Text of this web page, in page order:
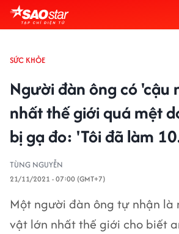
SỨC KHỎE
Người đàn ông có 'cậu
nhất thế giới quá mệt
bị gạ đo: 'Tôi đã làm
TÙNG NGUYỄN
21/11/2021 - 07:00 (GMT+7)
Một người đàn ông tự nhận là
vật lớn nhất thế giới cho biết